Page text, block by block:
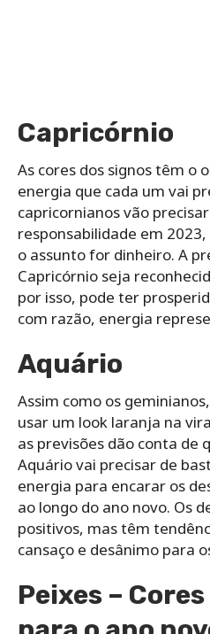
Capricórnio
As cores dos signos têm o
energia que cada um vai
capricornianos vão
responsabilidade em
o assunto for dinheiro. A
Capricórnio seja
por isso, pode ter
com razão, energia
Aquário
Assim como os
usar um look laranja na
as previsões dão conta de
Aquário vai precisar de
energia para encarar os
ao longo do ano novo. Os
positivos, mas têm
cansaço e desânimo para
Peixes –